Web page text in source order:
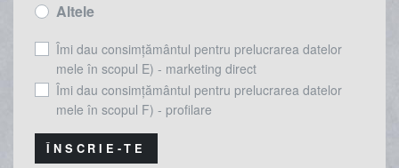
Altele
Îmi dau consimțământul pentru prelucrarea datelor
mele în scopul E) - marketing direct
Îmi dau consimțământul pentru prelucrarea datelor
mele în scopul F) - profilare
ÎNSCRIE-TE